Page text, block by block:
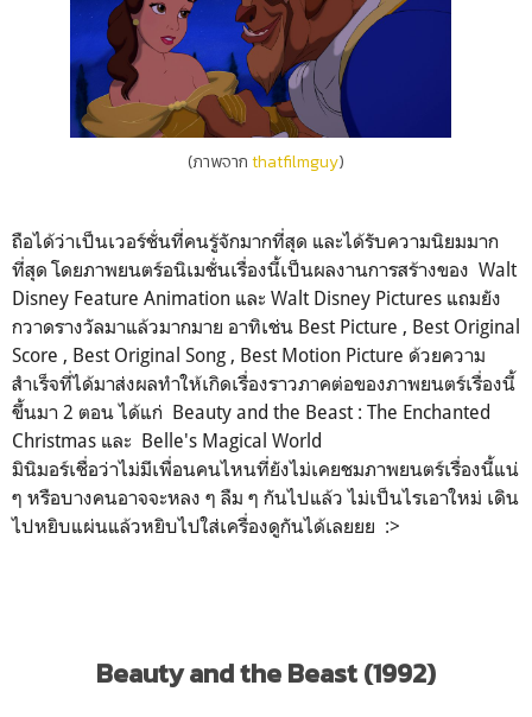
(ภาพจากthatfilmguy)
ถือได้ว่าเป็นเวอร์ชั่นที่คนรู้จักมากที่สุด และได้รับความนิยมมาก
ที่สุด โดยภาพยนตร์อนิเมชั่นเรื่องนี้เป็นผลงานการสร้างของ Walt
Disney Feature Animation และ Walt Disney Pictures แถมยัง
กวาดรางวัลมาแล้วมากมาย อาทิเช่น Best Picture , Best Original
Score , Best Original Song , Best Motion Picture ด้วยความ
สำเร็จที่ได้มาส่งผลทำให้เกิดเรื่องราวภาคต่อของภาพยนตร์เรื่องนี้
ขึ้นมา 2 ตอน ได้แก่ Beauty and the Beast : The Enchanted
Christmas และ Belle's Magical World
มินิมอร์เชื่อว่าไม่มีเพื่อนคนไหนที่ยังไม่เคยชมภาพยนตร์เรื่องนี้แน่
ๆ หรือบางคนอาจจะหลง ๆ ลืม ๆ กันไปแล้ว ไม่เป็นไรเอาใหม่ เดิน
ไปหยิบแผ่นแล้วหยิบไปใส่เครื่องดูกันได้เลยยย :>
Beauty and the Beast (1992)